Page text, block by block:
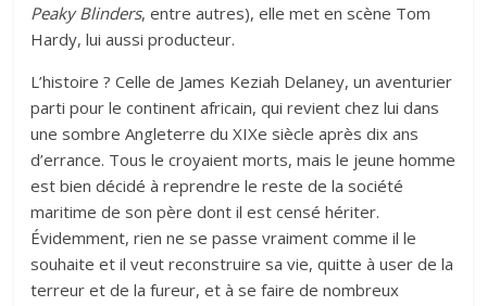
Peaky Blinders, entre autres), elle met en scène Tom
Hardy, lui aussi producteur.
L’histoire ? Celle de James Keziah Delaney, un aventurier
parti pour le continent africain, qui revient chez lui dans
une sombre Angleterre du XIXe siècle après dix ans
d’errance. Tous le croyaient morts, mais le jeune homme
est bien décidé à reprendre le reste de la société
maritime de son père dont il est censé hériter.
Évidemment, rien ne se passe vraiment comme il le
souhaite et il veut reconstruire sa vie, quitte à user de la
terreur et de la fureur, et à se faire de nombreux